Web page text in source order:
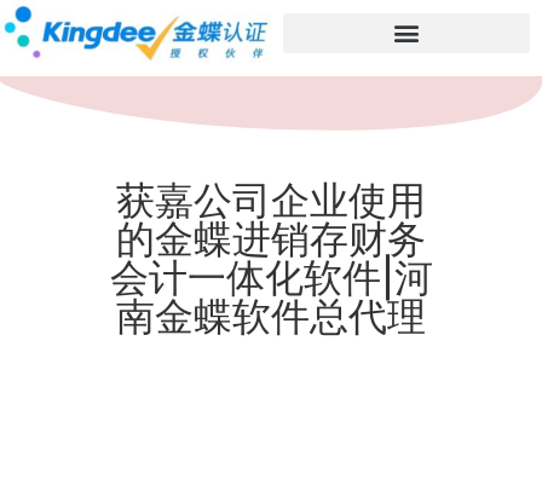
获嘉公司企业使用
的金蝶进销存财务
会计一体化软件|河
南金蝶软件总代理